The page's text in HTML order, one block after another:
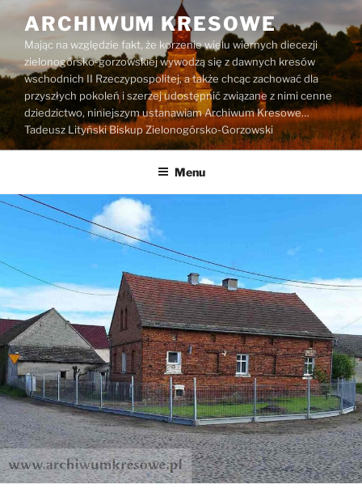
Przejdź
treści
ARCHIWUM KRESOWE
Mając na względzie fakt, że korzenie wielu wiernych diecezji
zielonogórsko-gorzowskiej wywodzą się z dawnych kresów
wschodnich II Rzeczypospolitej, a także chcąc zachować dla
przyszłych pokoleń i szerzej udostępnić związane z nimi cenne
dziedzictwo, niniejszym ustanawiam Archiwum Kresowe…
Tadeusz Lityński Biskup Zielonogórsko-Gorzowski
Menu